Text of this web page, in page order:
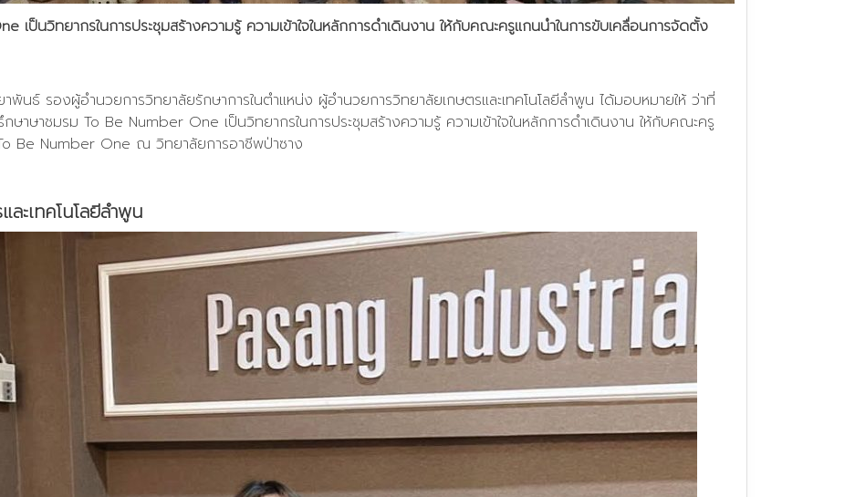
ป็นวิทยากรในการประชุมสร้างความรู้ ความเข้าใจในหลักการดำเดินงาน ให้กับคณะครูแกนนำในการขับเคลื่อนการจัดตั้ง
นธ์ รองผู้อำนวยการวิทยาลัยรักษาการในตำแหน่ง ผู้อำนวยการวิทยาลัยเกษตรและเทคโนโลยีลำพูน ได้มอบหมายให้ ว่าที่
าชมรม To Be Number One เป็นวิทยากรในการประชุมสร้างความรู้ ความเข้าใจในหลักการดำเดินงาน ให้กับคณะครู
Be Number One ณ วิทยาลัยการอาชีพป่าซาง
ะเทคโนโลยีลำพูน